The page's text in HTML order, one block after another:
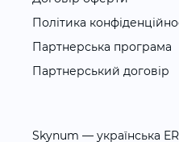
Політика
Партнерська програма
Партнерський договір
Skynum — українська